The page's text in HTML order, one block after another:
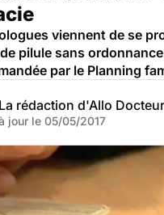
viennent de se
pilule sans
par le Planning
La rédaction d'Allo
jour le 05/05/2017